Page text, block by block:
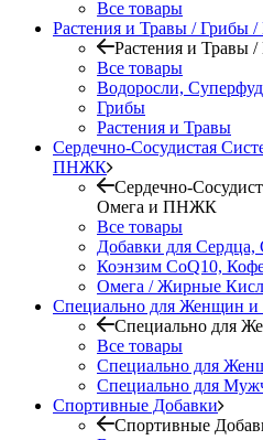
Все товары
Растения и Травы / Грибы /
Растения и Травы
Все товары
Водоросли,
Грибы
Растения и Травы
Сердечно-Сосудистая
ПНЖК
Сердечно-
Омега и ПНЖК
Все товары
Добавки для Сердца,
Коэнзим CoQ10,
Омега / Жирные
Специально для Женщин
Специально для
Все товары
Специально для
Специально для
Спортивные Добавки
Спортивные